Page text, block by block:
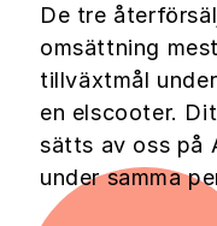
De tre
omsättning
tillväxtmål
en elscooter.
sätts av oss på
under samma